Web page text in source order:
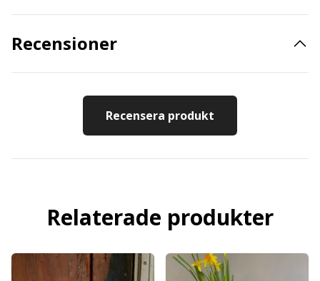
Recensioner
Recensera produkt
Relaterade produkter